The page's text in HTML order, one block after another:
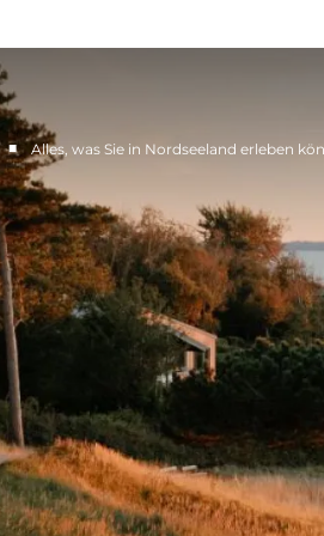
■ Alles, was Sie in Nordseeland erleben